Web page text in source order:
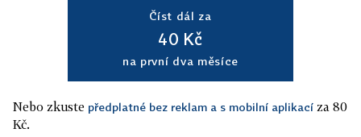
Číst dál za
40 Kč
na první dva měsíce
Nebo zkuste předplatné bez reklam a s mobilní aplikací za 80
Kč.